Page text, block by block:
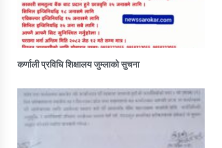
कर्णाली प्रविधि शिक्षालय जुम्लाको सुचना